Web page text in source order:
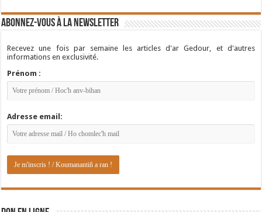
Abonnez-vous à la newsletter
Recevez une fois par semaine les articles d'ar Gedour, et d'autres
informations en exclusivité.
Prénom :
Adresse email: